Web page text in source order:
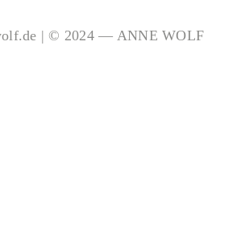
| © 2024 — ANNE WOLF